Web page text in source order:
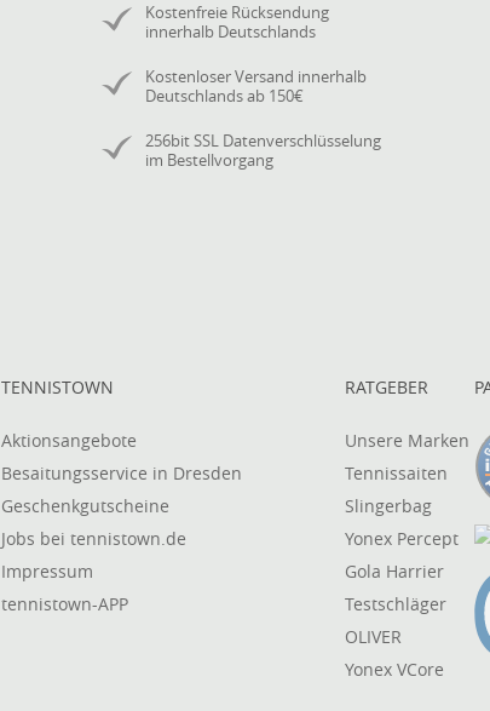
Kostenfreie Rücksendung
innerhalb Deutschlands
Kostenloser Versand innerhalb
Deutschlands ab 150€
256bit SSL Datenverschlüsselung
im Bestellvorgang
TENNISTOWN
Aktionsangebote
Besaitungsservice in Dresden
Geschenkgutscheine
Jobs bei tennistown.de
Impressum
tennistown-APP
RATGEBER
Unsere Marken
Tennissaiten
Slingerbag
Yonex Percept
Gola Harrier
Testschläger
OLIVER
Yonex VCore